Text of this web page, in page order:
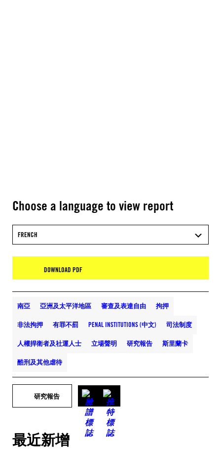
Choose a language to view report
FRENCH
DOWNLOAD PDF
南亞 亞洲及太平洋地區 審查及表達自由 拘押
非法拘押 有罪不罰 PENAL INSTITUTIONS (中文) 司法制度
人權捍衛者及社運人士 立場聲明 研究報告 斯里蘭卡
酷刑及其他虐待
研究報告
最近新增